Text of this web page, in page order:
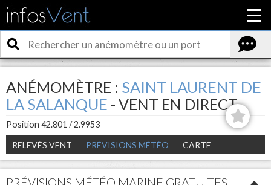
ANÉMOMÈTRE : SAINT LAURENT DE
LA SALANQUE - VENT EN DIRECT
Position 42.801 / 2.9953
RELEVÉS VENT
PRÉVISIONS MÉTÉO CARTE
PRÉVISIONS MÉTÉO MARINE GRATUITES